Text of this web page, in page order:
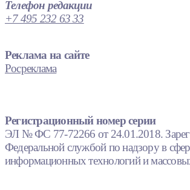
Телефон редакции
+7 495 232 63 33
Реклама на сайте
Росреклама
Регистрационный номер серии
ЭЛ № ФС 77-72266 от 24.01.2018.
Федеральной службой по надзору в
информационных технологий и